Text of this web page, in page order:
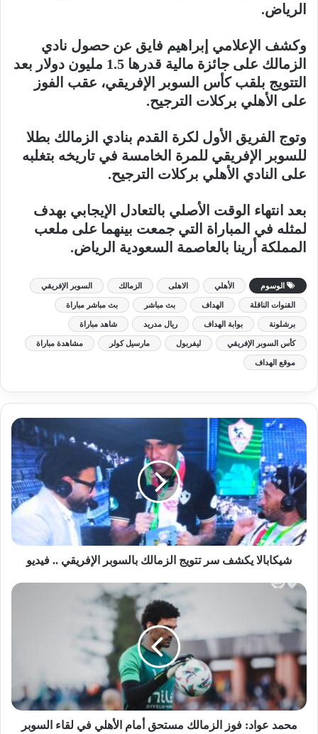
الرياض.
وكشف الإعلامي إبراهيم فايق عن حصول نادي
الزمالك على جائزة مالية قدرها 1.5 مليون دولار بعد
التتويج بلقب كأس السوبر الإفريقي، عقب الفوز
على الأهلي بركلات الترجيح.
وتوج الفريق الأول لكرة القدم بنادي الزمالك بطلا
للسوبر الإفريقي للمرة الخامسة في تاريخه بتغلبه
على النادي الأهلي بركلات الترجيح.
بعد انتهاء الوقت الأصلي بالتعادل الإيجابي بهدف
لمثله في المباراة التي جمعت بينهما على ملعب
المملكة أرينا بالعاصمة السعودية الرياض.
الوسوم الأهلي الاهلى الزمالك السوبر الإفريقي
القنوات الناقلة الهداف بث مباشر بث مباشر مباراة
برشلونة بوابة الهداف ريال مدريد شاهد مباراة
كأس السوبر الإفريقي ليفربول مارسيل كولر مشاهدة مباراة
موقع الهداف
شيكابالا يكشف سر تتويج الزمالك بالسوبر الإفريقي .. فيديو
محمد عواد: فوز الزمالك مستحق أمام الأهلي في لقاء السوبر